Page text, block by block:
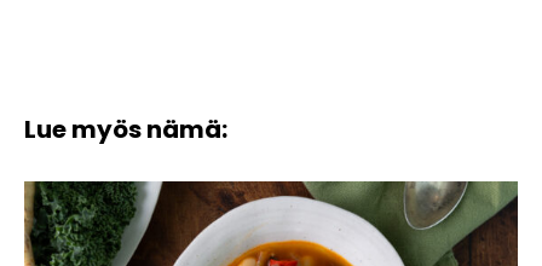
Lue myös nämä: